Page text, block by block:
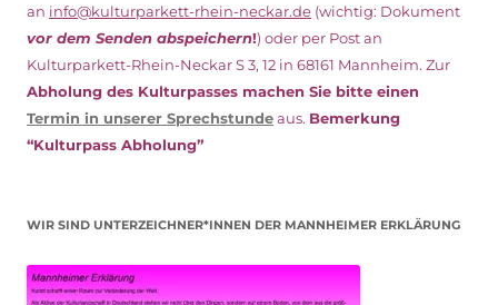
an info@kulturparkett-rhein-neckar.de (wichtig: Dokument
vor dem Senden abspeichern!) oder per Post an
Kulturparkett-Rhein-Neckar S 3, 12 in 68161 Mannheim. Zur
Abholung des Kulturpasses machen Sie bitte einen
Termin in unserer Sprechstundeaus. Bemerkung
“Kulturpass Abholung”
WIR SIND UNTERZEICHNER*INNEN DER MANNHEIMER ERKLÄRUNG